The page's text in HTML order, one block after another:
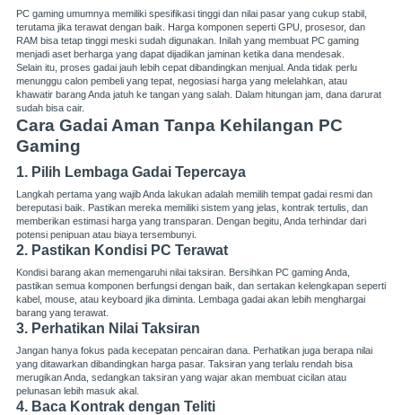
PC gaming umumnya memiliki spesifikasi tinggi dan nilai pasar yang cukup stabil,
terutama jika terawat dengan baik. Harga komponen seperti GPU, prosesor, dan
RAM bisa tetap tinggi meski sudah digunakan. Inilah yang membuat PC gaming
menjadi aset berharga yang dapat dijadikan jaminan ketika dana mendesak.
Selain itu, proses gadai jauh lebih cepat dibandingkan menjual. Anda tidak perlu
menunggu calon pembeli yang tepat, negosiasi harga yang melelahkan, atau
khawatir barang Anda jatuh ke tangan yang salah. Dalam hitungan jam, dana darurat
sudah bisa cair.
Cara Gadai Aman Tanpa Kehilangan PC
Gaming
1. Pilih Lembaga Gadai Tepercaya
Langkah pertama yang wajib Anda lakukan adalah memilih tempat gadai resmi dan
bereputasi baik. Pastikan mereka memiliki sistem yang jelas, kontrak tertulis, dan
memberikan estimasi harga yang transparan. Dengan begitu, Anda terhindar dari
potensi penipuan atau biaya tersembunyi.
2. Pastikan Kondisi PC Terawat
Kondisi barang akan memengaruhi nilai taksiran. Bersihkan PC gaming Anda,
pastikan semua komponen berfungsi dengan baik, dan sertakan kelengkapan seperti
kabel, mouse, atau keyboard jika diminta. Lembaga gadai akan lebih menghargai
barang yang terawat.
3. Perhatikan Nilai Taksiran
Jangan hanya fokus pada kecepatan pencairan dana. Perhatikan juga berapa nilai
yang ditawarkan dibandingkan harga pasar. Taksiran yang terlalu rendah bisa
merugikan Anda, sedangkan taksiran yang wajar akan membuat cicilan atau
pelunasan lebih masuk akal.
4. Baca Kontrak dengan Teliti